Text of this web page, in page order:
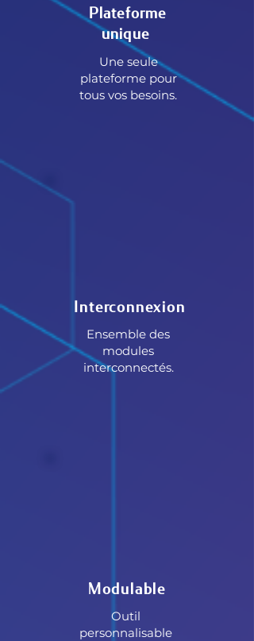
Plateforme
unique
Une seule
plateforme pour
tous vos besoins.
Interconnexion
Ensemble des
modules
interconnectés.
Modulable
Outil
personnalisable